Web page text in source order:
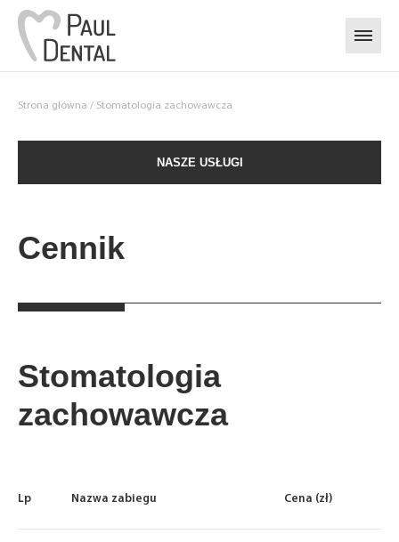
Strona główna / Stomatologia zachowawcza
NASZE USŁUGI
Cennik
Stomatologia
zachowawcza
Lp Nazwa zabiegu Cena (zł)